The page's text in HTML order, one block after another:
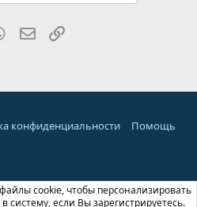
WhatsAppЭлектронная почта
конфиденциальности
Помощь
cookie, чтобы персонализировать
систему, если Вы зарегистрируетесь.